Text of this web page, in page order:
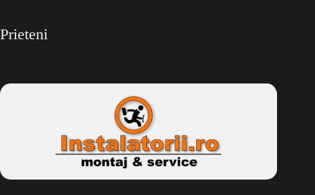
Prieteni